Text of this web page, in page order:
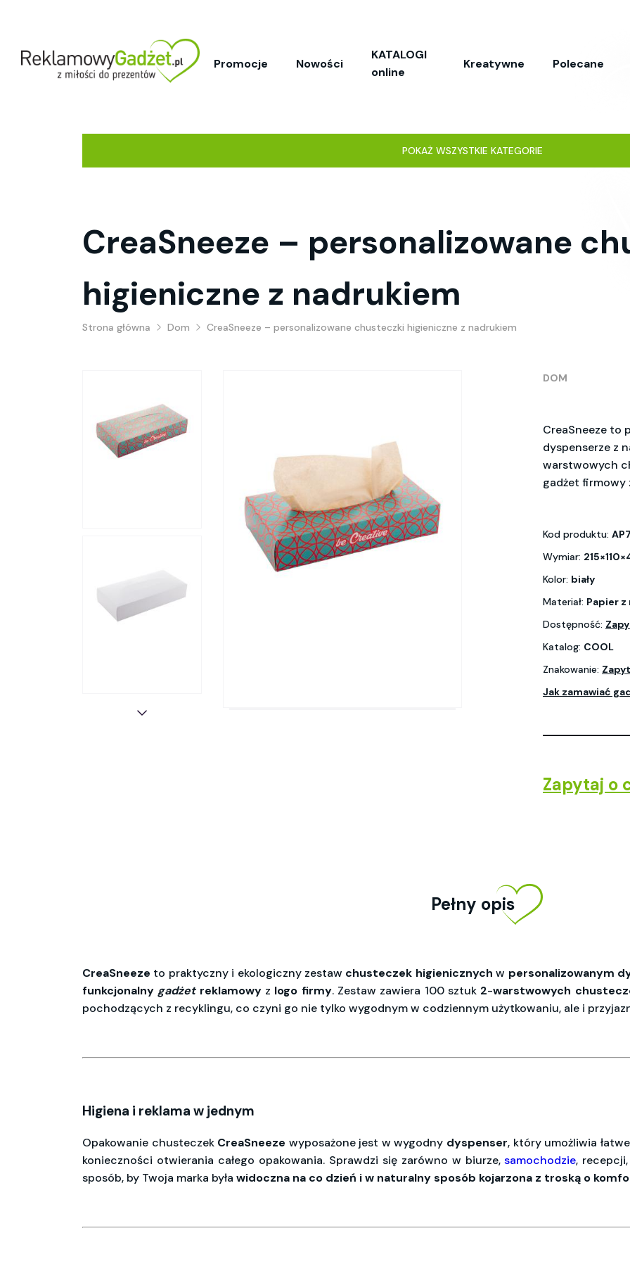
Promocje Nowości
KATALOGI
online
Kreatywne Polecane
POKAŻ WSZYSTKIE KATEGORIE
CreaSneeze – personalizowane
higieniczne z nadrukiem
Strona główna Dom CreaSneeze – personalizowane chusteczki higieniczne z nadrukiem
DOM
CreaSneeze to
dyspenserze z
warstwowych
gadżet firmowy
Kod produktu:
Wymiar:
Kolor: biały
Materiał: Papier
Dostępność:
Katalog: COOL
Znakowanie:
Jak zamawiać
Zapytaj o
Pełny opis
CreaSneeze to praktyczny i ekologiczny zestaw chusteczek higienicznychw personalizowanym
funkcjonalny gadżetreklamowyz logo firmy. Zestaw zawiera 100 sztuk 2-warstwowych
pochodzących z recyklingu, co czyni go nie tylko wygodnym w codziennym użytkowaniu, ale i
Higiena i reklama w jednym
Opakowanie chusteczek CreaSneeze wyposażone jest w wygodny dyspenser, który umożliwia
konieczności otwierania całego opakowania. Sprawdzi się zarówno w biurze,samochodzie,
sposób, by Twoja marka była widoczna na co dzień i w naturalny sposób kojarzona z troską o